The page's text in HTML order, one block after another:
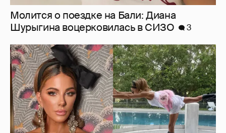
Молится о поездке на Бали: Диана
Шурыгина воцерковилась в СИЗО
3